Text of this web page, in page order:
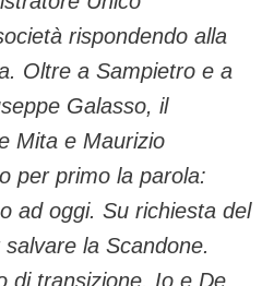
rispondendo alla
Oltre a Sampietro e a
Galasso, il
Mita e Maurizio
per primo la parola:
ad oggi. Su richiesta del
la Scandone.
di transizione. Io e De